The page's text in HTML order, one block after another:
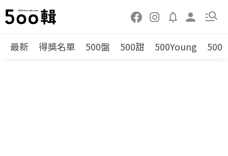
最新 得獎名單 500盤 500甜 500Young 500